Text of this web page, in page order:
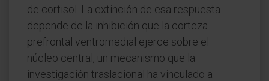
de cortisol. La extinción de esa respuesta
depende de la inhibición que la corteza
prefrontal ventromedial ejerce sobre el
núcleo central, un mecanismo que la
investigación traslacional ha vinculado a